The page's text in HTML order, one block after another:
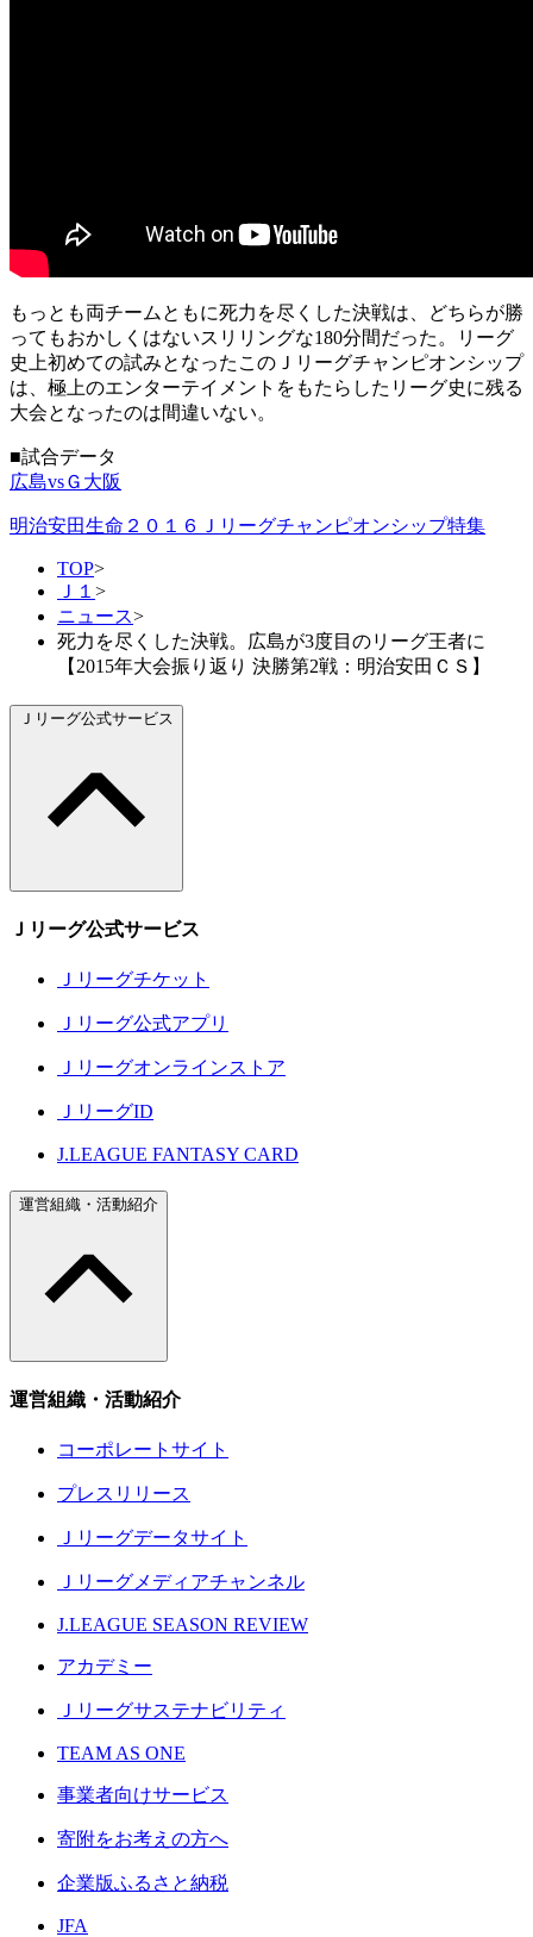
もっとも両チームともに死力を尽くした決戦は、どちらが勝
ってもおかしくはないスリリングな180分間だった。リーグ
史上初めての試みとなったこのＪリーグチャンピオンシップ
は、極上のエンターテイメントをもたらしたリーグ史に残る
大会となったのは間違いない。
■試合データ
広島vsＧ大阪
明治安田生命２０１６Ｊリーグチャンピオンシップ特集
TOP>
Ｊ１ >
ニュース>
死力を尽くした決戦。広島が3度目のリーグ王者に
【2015年大会振り返り 決勝第2戦：明治安田ＣＳ】
Ｊリーグ公式サービス
Ｊリーグ公式サービス
Ｊリーグチケット
Ｊリーグ公式アプリ
Ｊリーグオンラインストア
ＪリーグID
J.LEAGUE FANTASY CARD
運営組織・活動紹介
運営組織・活動紹介
コーポレートサイト
プレスリリース
Ｊリーグデータサイト
Ｊリーグメディアチャンネル
J.LEAGUE SEASON REVIEW
アカデミー
Ｊリーグサステナビリティ
TEAM AS ONE
事業者向けサービス
寄附をお考えの方へ
企業版ふるさと納税
JFA